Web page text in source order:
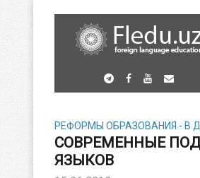
РЕФОРМЫ ОБРАЗОВАНИЯ - В
СОВРЕМЕННЫЕ
ЯЗЫКОВ